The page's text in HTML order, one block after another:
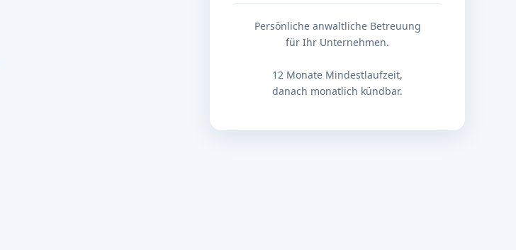
Persönliche anwaltliche Betreuung
für Ihr Unternehmen.
12 Monate Mindestlaufzeit,
danach monatlich kündbar.